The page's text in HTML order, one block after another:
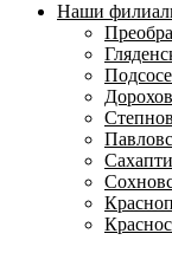
Наши